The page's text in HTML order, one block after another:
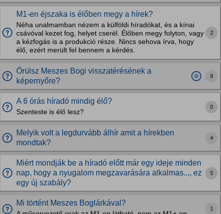
M1-en éjszaka is élőben megy a hírek?
Néha unalmamban nézem a külföldi híradókat, és a kínai
csávóval kezet fog, helyet cserél. Élőben megy folyton, vagy
a kézfogás is a produkció része. Nincs sehova írva, hogy
élő, ezért merült fel bennem a kérdés.
2
Örülsz Meszes Bogi visszatérésének a
képernyőre?
8
A 6 órás híradó mindig élő?
Szenteste is élő lesz?
0
Melyik volt a legdurvább álhír amit a hírekben
mondtak?
4
Miért mondják be a híradó előtt már egy ideje minden
nap, hogy a nyugalom megzavarására alkalmas..., ez
egy új szabály?
5
Mi történt Meszes Boglárkával?
1